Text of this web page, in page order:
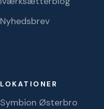
Nyhedsbrev
LOKATIONER
Symbion Østerbro